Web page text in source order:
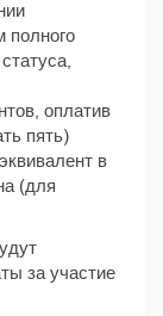
полного
оплатив
пять)
в
(для
за участие